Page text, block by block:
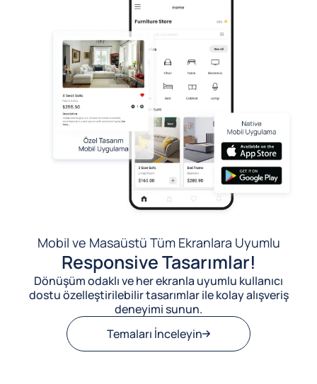
Mobil ve Masaüstü Tüm Ekranlara Uyumlu
Responsive Tasarımlar!
Dönüşüm odaklı ve her ekranla uyumlu kullanıcı
dostu özelleştirilebilir tasarımlar ile kolay alışveriş
deneyimi sunun.
Temaları İnceleyin